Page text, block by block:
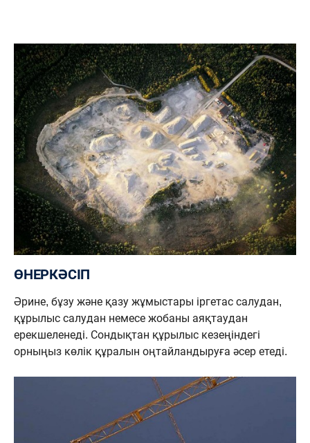
ӨНЕРКӘСІП
Әрине, бұзу және қазу жұмыстары іргетас салудан,
құрылыс салудан немесе жобаны аяқтаудан
ерекшеленеді. Сондықтан құрылыс кезеңіндегі
орныңыз көлік құралын оңтайландыруға әсер етеді.